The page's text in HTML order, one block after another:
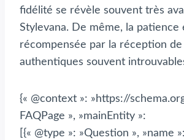
fidélité se révèle souvent très
Stylevana. De même, la patience
récompensée par la réception
authentiques souvent
{« @context »: »https://
FAQPage », »mainEntity »:
[{« @type »: »Question », »name